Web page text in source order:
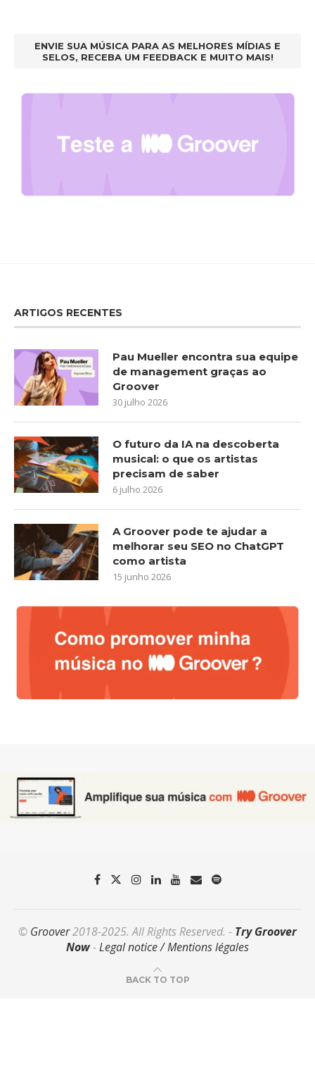
ENVIE SUA MÚSICA PARA AS MELHORES MÍDIAS E
SELOS, RECEBA UM FEEDBACK E MUITO MAIS!
ARTIGOS RECENTES
Pau Mueller encontra sua equipe
de management graças ao
Groover
30 julho 2026
O futuro da IA na descoberta
musical: o que os artistas
precisam de saber
6 julho 2026
A Groover pode te ajudar a
melhorar seu SEO no ChatGPT
como artista
15 junho 2026
© Groover2018-2025. All Rights Reserved. - Try Groover
Now-Legal notice / Mentions légales
BACK TO TOP